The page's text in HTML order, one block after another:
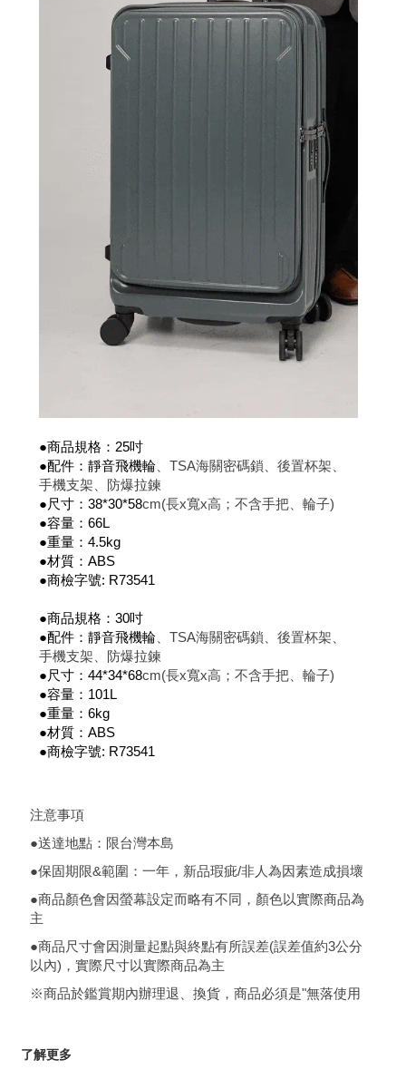
●商品規格：25吋
●配件：靜音飛機輪 、TSA海關密碼鎖、後置杯架、
手機支架、防爆拉鍊
●尺寸：38*30*58cm(長x寬x高；不含手把、輪子)
●容量：66L
●重量：4.5kg
●材質：ABS
●商檢字號: R73541
●商品規格：30吋
●配件：靜音飛機輪 、TSA海關密碼鎖、後置杯架、
手機支架、防爆拉鍊
●尺寸：44*34*68cm(長x寬x高；不含手把、輪子)
●容量：101L
●重量：6kg
●材質：ABS
●商檢字號: R73541
注意事項
●送達地點：限台灣本島
●保固期限&範圍：一年，新品瑕疵/非人為因素造成損壞
●商品顏色會因螢幕設定而略有不同，顏色以實際商品為
主
●商品尺寸會因測量起點與終點有所誤差(誤差值約3公分
以內)，實際尺寸以實際商品為主
※商品於鑑賞期內辦理退、換貨，商品必須是"無落使用
了解更多